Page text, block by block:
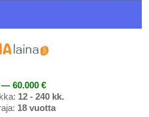
— 60.000 €
12 - 240 kk.
18 vuotta